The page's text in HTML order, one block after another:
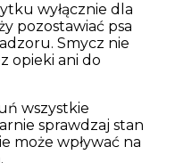
wyłącznie dla
pozostawiać psa
Smycz nie
opieki ani do
wszystkie
sprawdzaj stan
może wpływać na